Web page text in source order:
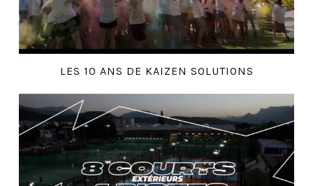
LES 10 ANS DE KAIZEN SOLUTIONS